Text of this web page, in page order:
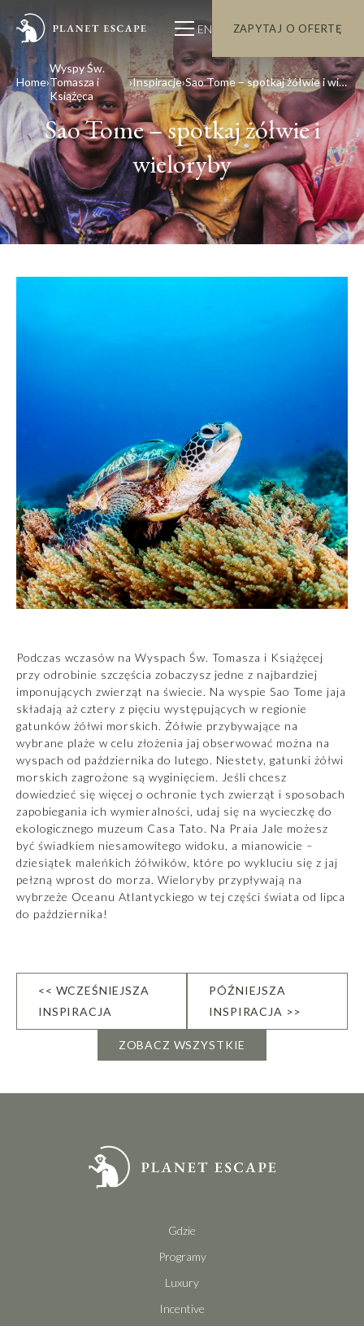
EN ZAPYTAJ O OFERTĘ
Home
Wyspy Św.
Tomasza i
Książęca
Inspiracje Sao Tome – spotkaj żółwie i wieloryby
Sao Tome – spotkaj żółwie i
wieloryby
Podczas wczasów na Wyspach Św. Tomasza i Książęcej
przy odrobinie szczęścia zobaczysz jedne z najbardziej
imponujących zwierząt na świecie. Na wyspie Sao Tome jaja
składają aż cztery z pięciu występujących w regionie
gatunków żółwi morskich. Żółwie przybywające na
wybrane plaże w celu złożenia jaj obserwować można na
wyspach od października do lutego. Niestety, gatunki żółwi
morskich zagrożone są wyginięciem. Jeśli chcesz
dowiedzieć się więcej o ochronie tych zwierząt i sposobach
zapobiegania ich wymieralności, udaj się na wycieczkę do
ekologicznego muzeum Casa Tato. Na Praia Jale możesz
być świadkiem niesamowitego widoku, a mianowicie –
dziesiątek maleńkich żółwików, które po wykluciu się z jaj
pełzną wprost do morza. Wieloryby przypływają na
wybrzeże Oceanu Atlantyckiego w tej części świata od lipca
do października!
<< WCZEŚNIEJSZA
INSPIRACJA
PÓŹNIEJSZA
INSPIRACJA >>
ZOBACZ WSZYSTKIE
Gdzie
Programy
Luxury
Incentive